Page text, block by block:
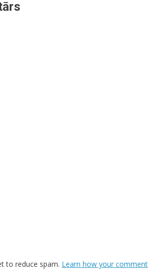
to reduce spam. Learn how your comment